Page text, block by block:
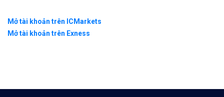
Mở tài khoản trên ICMarkets
Mở tài khoản trên Exness